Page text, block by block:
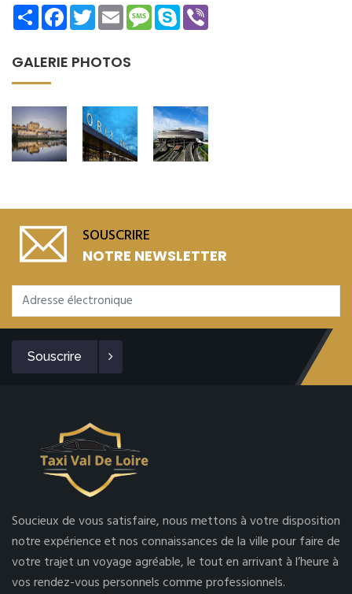
ShareFacebookTwitterEmailMessage
Skype
GALERIE PHOTOS
SOUSCRIRE
NOTRE NEWSLETTER
Souscrire
Soucieux de vous satisfaire, nous mettons à votre disposition
notre expérience et nos connaissances de la ville pour faire de
votre trajet un voyage agréable, le tout en arrivant à l’heure à
vos rendez-vous personnels comme professionnels.